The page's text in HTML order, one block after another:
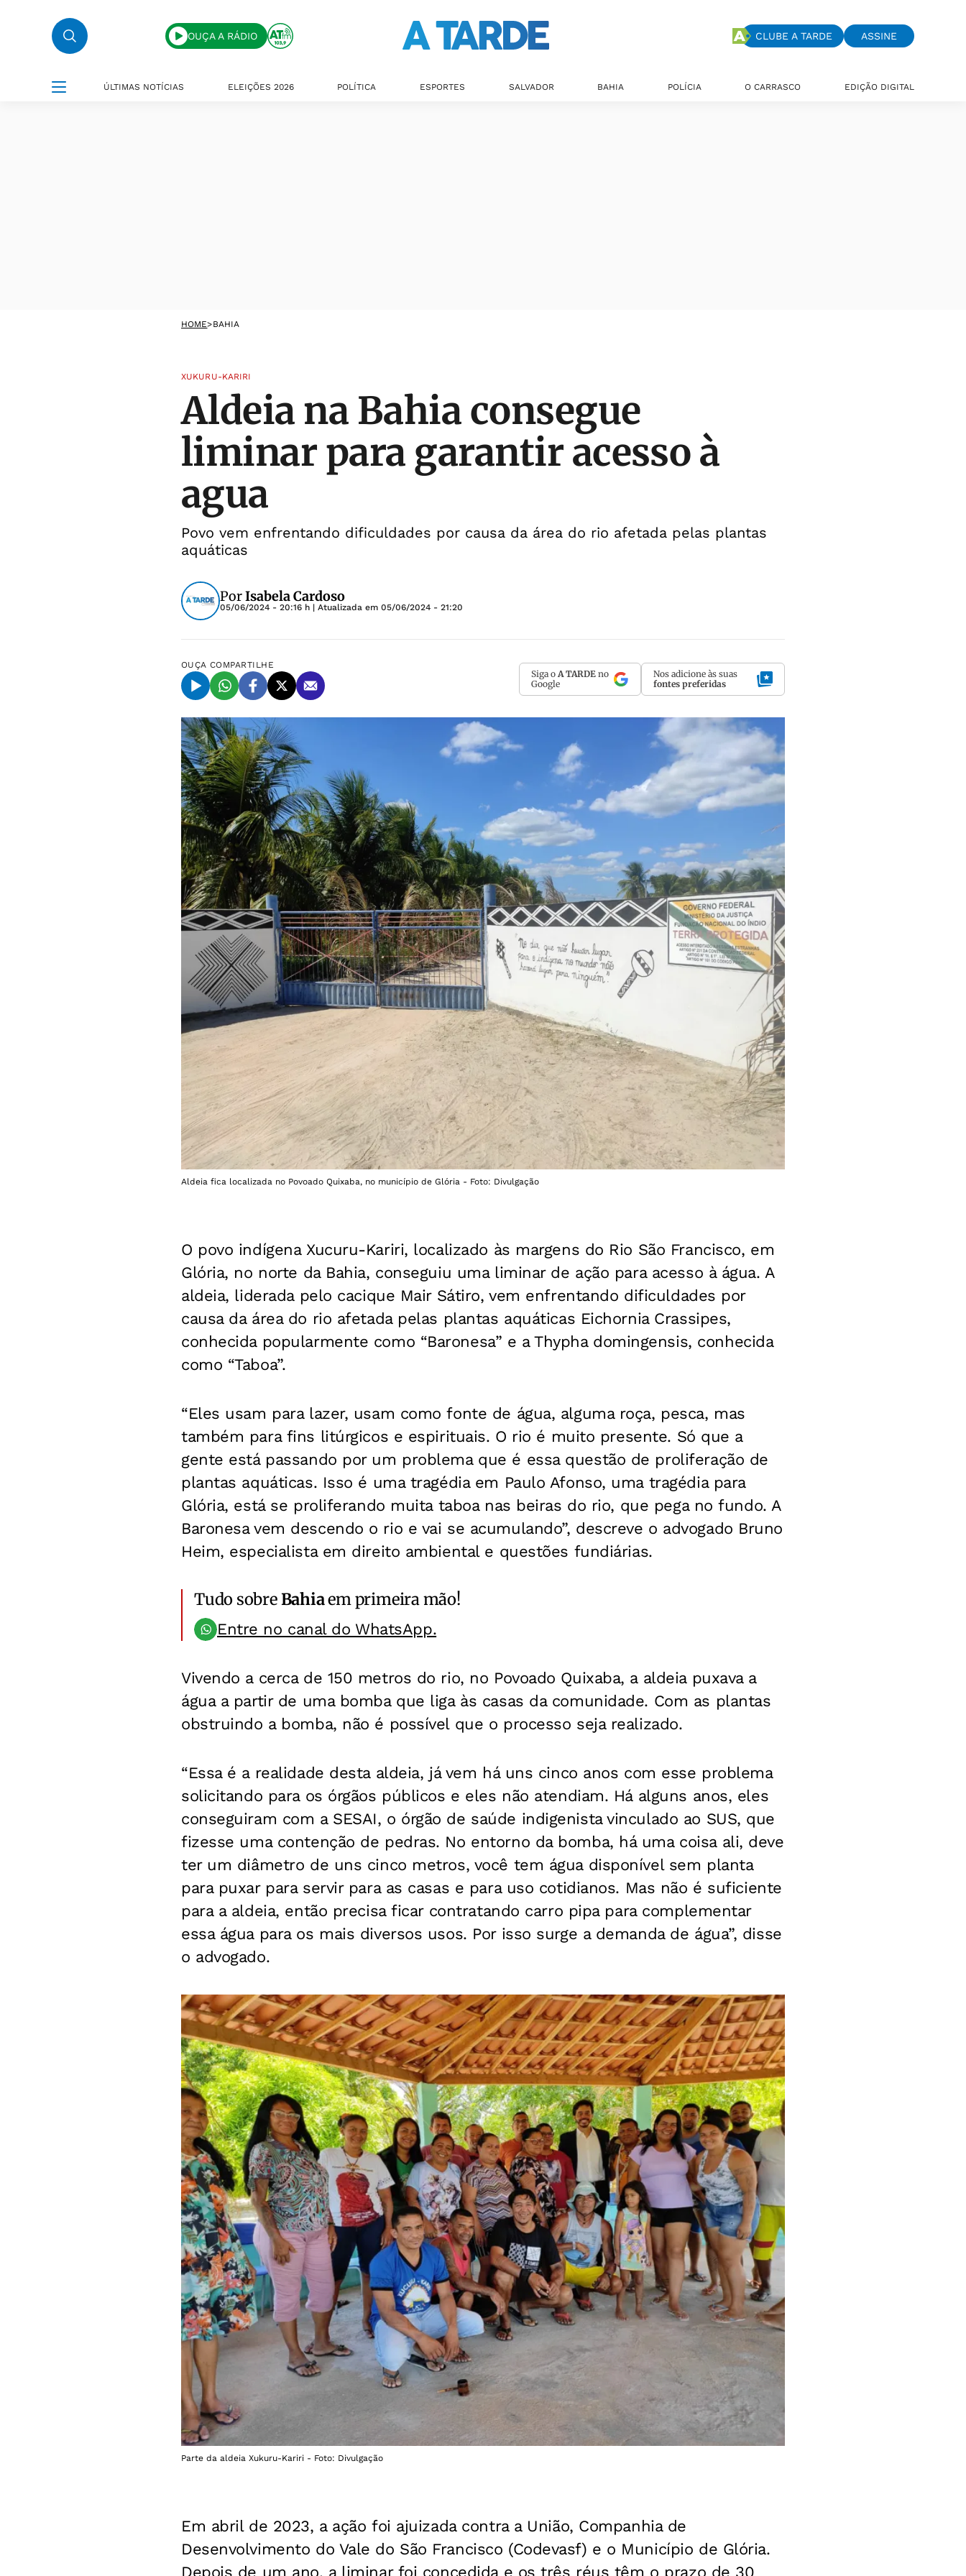
OUÇA A RÁDIO CLUBE A TARDE ASSINE
ÚLTIMAS NOTÍCIAS ELEIÇÕES 2026 POLÍTICA ESPORTES SALVADOR BAHIA POLÍCIA O CARRASCO EDIÇÃO DIGITAL
HOME>BAHIA
XUKURU-KARIRI
Aldeia na Bahia consegue
liminar para garantir acesso à
agua
Povo vem enfrentando dificuldades por causa da área do rio afetada pelas plantas
aquáticas
PorIsabela Cardoso
05/06/2024 - 20:16 h | Atualizada em 05/06/2024 - 21:20
OUÇA COMPARTILHE
Siga o A TARDE no
Google
Nos adicione às suas
fontes preferidas
Aldeia fica localizada no Povoado Quixaba, no município de Glória - Foto: Divulgação
O povo indígena Xucuru-Kariri, localizado às margens do Rio São Francisco, em
Glória, no norte da Bahia, conseguiu uma liminar de ação para acesso à água. A
aldeia, liderada pelo cacique Mair Sátiro, vem enfrentando dificuldades por
causa da área do rio afetada pelas plantas aquáticas Eichornia Crassipes,
conhecida popularmente como “Baronesa” e a Thypha domingensis, conhecida
como “Taboa”.
“Eles usam para lazer, usam como fonte de água, alguma roça, pesca, mas
também para fins litúrgicos e espirituais. O rio é muito presente. Só que a
gente está passando por um problema que é essa questão de proliferação de
plantas aquáticas. Isso é uma tragédia em Paulo Afonso, uma tragédia para
Glória, está se proliferando muita taboa nas beiras do rio, que pega no fundo. A
Baronesa vem descendo o rio e vai se acumulando”, descreve o advogado Bruno
Heim, especialista em direito ambiental e questões fundiárias.
Tudo sobreBahiaem primeira mão!
Entre no canal do WhatsApp.
Vivendo a cerca de 150 metros do rio, no Povoado Quixaba, a aldeia puxava a
água a partir de uma bomba que liga às casas da comunidade. Com as plantas
obstruindo a bomba, não é possível que o processo seja realizado.
“Essa é a realidade desta aldeia, já vem há uns cinco anos com esse problema
solicitando para os órgãos públicos e eles não atendiam. Há alguns anos, eles
conseguiram com a SESAI, o órgão de saúde indigenista vinculado ao SUS, que
fizesse uma contenção de pedras. No entorno da bomba, há uma coisa ali, deve
ter um diâmetro de uns cinco metros, você tem água disponível sem planta
para puxar para servir para as casas e para uso cotidianos. Mas não é suficiente
para a aldeia, então precisa ficar contratando carro pipa para complementar
essa água para os mais diversos usos. Por isso surge a demanda de água”, disse
o advogado.
Parte da aldeia Xukuru-Kariri - Foto: Divulgação
Em abril de 2023, a ação foi ajuizada contra a União, Companhia de
Desenvolvimento do Vale do São Francisco (Codevasf) e o Município de Glória.
Depois de um ano, a liminar foi concedida e os três réus têm o prazo de 30